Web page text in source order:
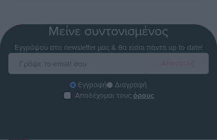
Μείνε συντονισμένος
Εγγράψου στο newsletter μας & θα είσαι πάντα up to date!
Εγγραφή
Διαγραφή
Αποδέχομαι τουςόρους